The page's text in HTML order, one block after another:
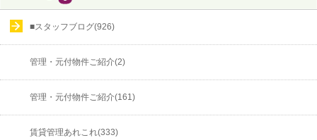
■スタッフブログ(926)
管理・元付物件ご紹介(2)
管理・元付物件ご紹介(161)
賃貸管理あれこれ(333)